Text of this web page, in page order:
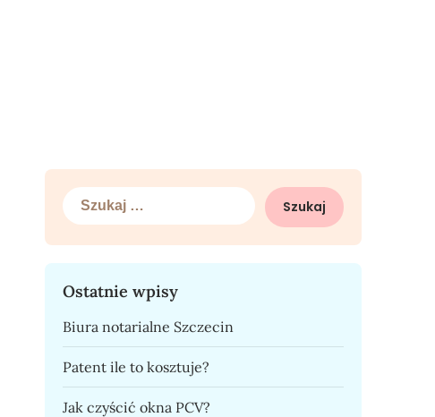
Szukaj:
Ostatnie wpisy
Biura notarialne Szczecin
Patent ile to kosztuje?
Jak czyścić okna PCV?